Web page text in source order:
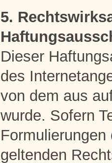
5.
Dieser
des
von dem aus
wurde. Sofern
geltenden